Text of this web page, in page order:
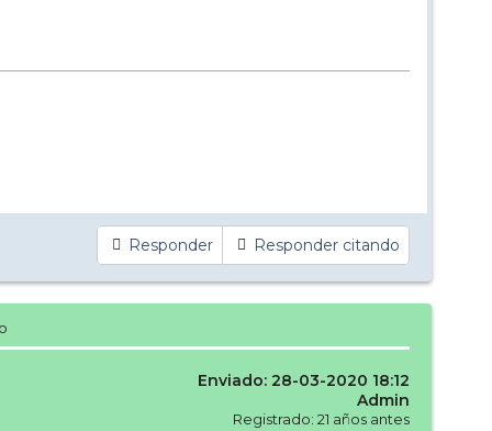
Responder Responder citando
Enviado: 28-03-2020 18:12
Admin
Registrado: 21 años antes